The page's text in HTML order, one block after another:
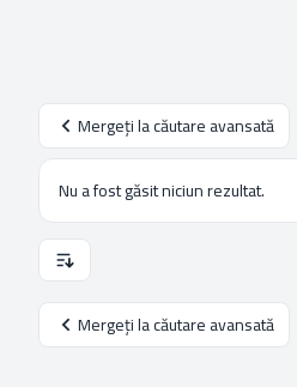
Mergeți la căutare avansată
Nu a fost găsit niciun rezultat.
Opţiuni de sortare şi afişare.
Mergeți la căutare avansată